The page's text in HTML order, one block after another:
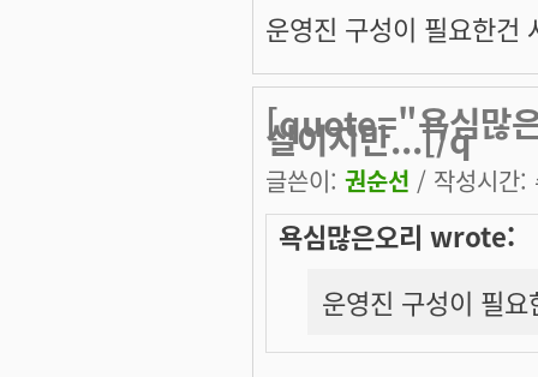
운영진 구성이 필요한건
[quote="욕심많
실이지만...[/q
글쓴이: 권순선 / 작성시간
욕심많은오리 wrote:
운영진 구성이 필